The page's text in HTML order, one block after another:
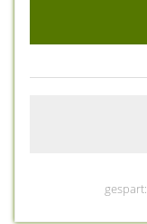
gespart: